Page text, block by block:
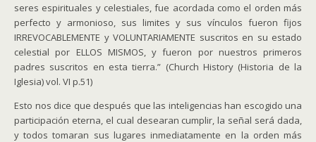
seres espirituales y celestiales, fue acordada como el orden más
perfecto y armonioso, sus limites y sus vínculos fueron fijos
IRREVOCABLEMENTE y VOLUNTARIAMENTE suscritos en su estado
celestial por ELLOS MISMOS, y fueron por nuestros primeros
padres suscritos en esta tierra.” (Church History (Historia de la
Iglesia) vol. VI p.51)
Esto nos dice que después que las inteligencias han escogido una
participación eterna, el cual desearan cumplir, la señal será dada,
y todos tomaran sus lugares inmediatamente en la orden más